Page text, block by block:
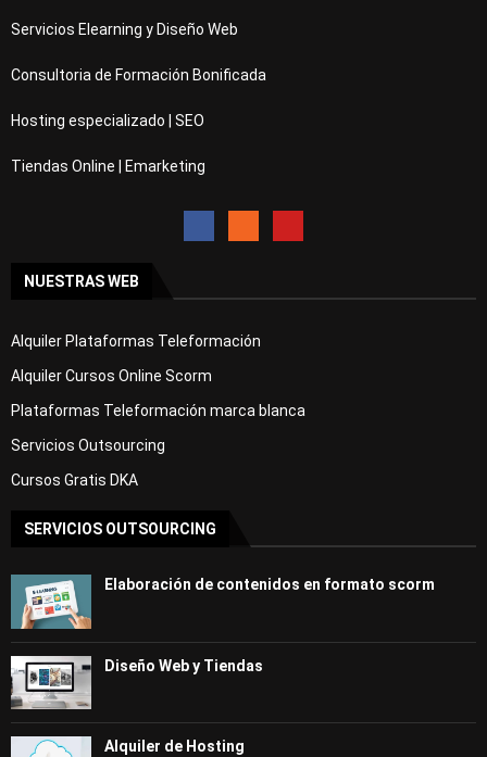
Servicios Elearning y Diseño Web
Consultoria de Formación Bonificada
Hosting especializado | SEO
Tiendas Online | Emarketing
NUESTRAS WEB
Alquiler Plataformas Teleformación
Alquiler Cursos Online Scorm
Plataformas Teleformación marca blanca
Servicios Outsourcing
Cursos Gratis DKA
SERVICIOS OUTSOURCING
Elaboración de contenidos en formato scorm
Diseño Web y Tiendas
Alquiler de Hosting